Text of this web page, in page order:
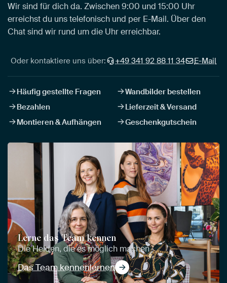
Wir sind für dich da. Zwischen 9:00 und 15:00 Uhr
erreichst du uns telefonisch und per E-Mail. Über den
Chat sind wir rund um die Uhr erreichbar.
Oder kontaktiere uns über: +49 341 92 88 11 34 E-Mail
Häufig gestellte Fragen
Wandbilder bestellen
Bezahlen
Lieferzeit & Versand
Montieren & Aufhängen
Geschenkgutschein
Lerne das Team kennen
Die Helden, die es möglich machen
Das Team kennenlernen